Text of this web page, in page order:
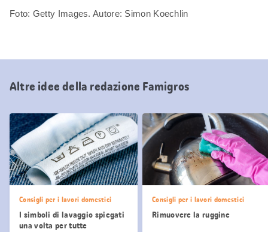
Foto: Getty Images. Autore: Simon Koechlin
Altre idee della redazione Famigros
Consigli per i lavori domestici
I simboli di lavaggio spiegati
una volta per tutte
Consigli per i lavori domestici
Rimuovere la ruggine